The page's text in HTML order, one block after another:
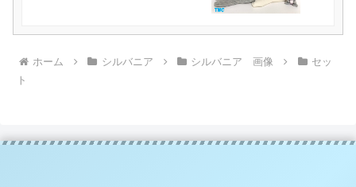
ホーム シルバニア シルバニア 画像
セッ
ト